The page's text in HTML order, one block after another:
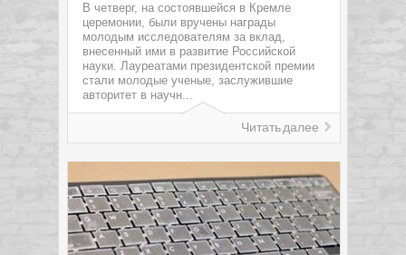
В четверг, на состоявшейся в Кремле
церемонии, были вручены награды
молодым исследователям за вклад,
внесенный ими в развитие Российской
науки. Лауреатами президентской премии
стали молодые ученые, заслужившие
авторитет в научн...
Читать далее